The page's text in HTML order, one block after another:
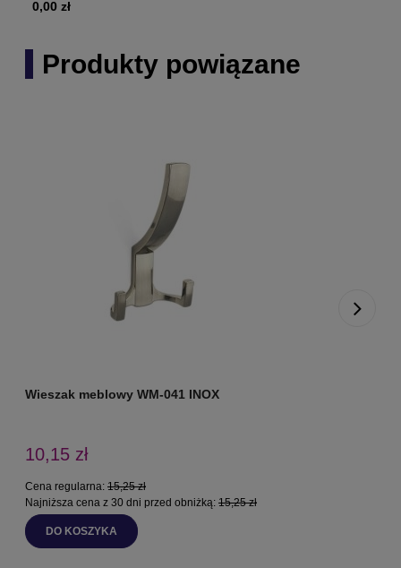
0,00 zł
Produkty powiązane
Wieszak meblowy WM-041 INOX
10,15 zł
Cena regularna: 15,25 zł
Najniższa cena z 30 dni przed obniżką: 15,25 zł
DO KOSZYKA